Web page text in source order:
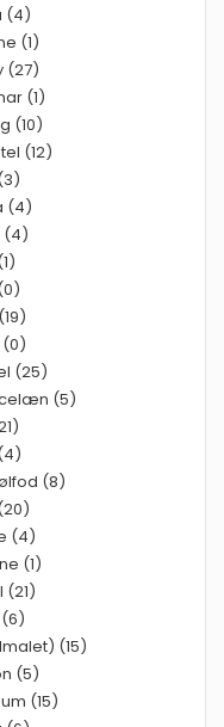
(4)
(1)
(27)
(1)
(10)
(12)
(4)
(4)
(0)
(25)
(5)
(8)
(4)
(1)
(21)
(6)
(15)
(5)
(15)